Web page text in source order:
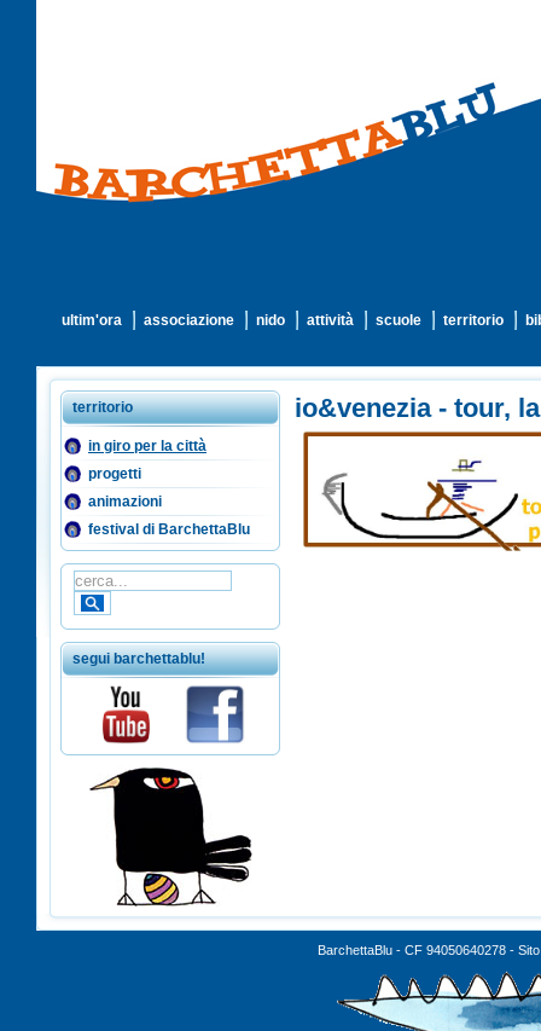
ultim'ora associazione nido attività scuole territorio
territorio
in giro per la città
progetti
animazioni
festival di BarchettaBlu
segui barchettablu!
io&venezia - tour,
BarchettaBlu - CF 94050640278 -